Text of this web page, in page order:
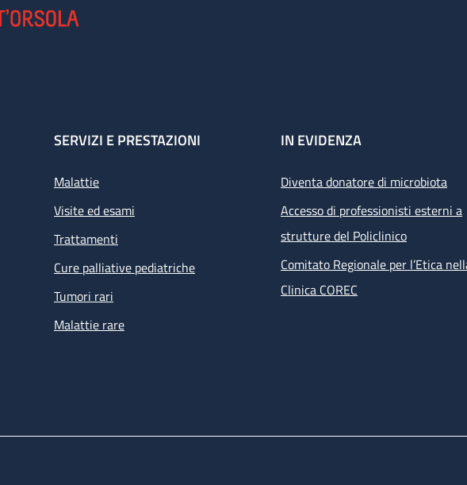
SERVIZI E PRESTAZIONI
Malattie
Visite ed esami
Trattamenti
Cure palliative pediatriche
Tumori rari
Malattie rare
IN EVIDENZA
Diventa donatore di microbiota
Accesso di professionisti esterni a
strutture del Policlinico
Comitato Regionale per l’Etica
Clinica COREC